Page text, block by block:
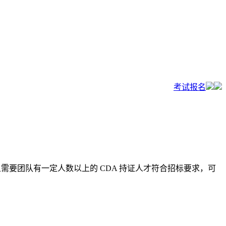
考试报名
要团队有一定人数以上的 CDA 持证人才符合招标要求，可